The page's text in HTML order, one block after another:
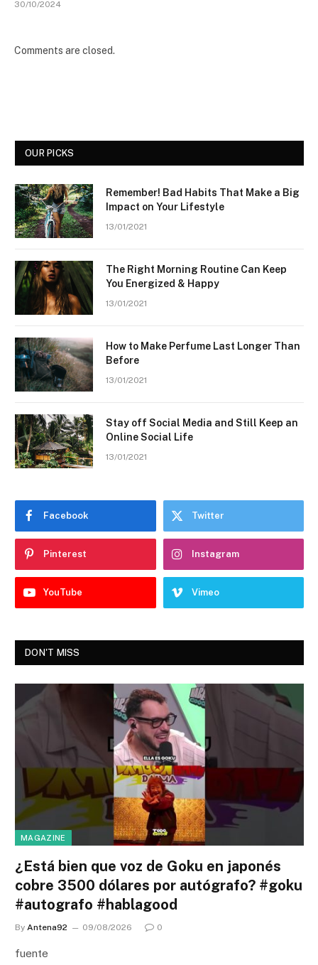
30/10/2024
Comments are closed.
OUR PICKS
Remember! Bad Habits That Make a Big
Impact on Your Lifestyle
13/01/2021
The Right Morning Routine Can Keep
You Energized & Happy
13/01/2021
How to Make Perfume Last Longer Than
Before
13/01/2021
Stay off Social Media and Still Keep an
Online Social Life
13/01/2021
Facebook Twitter
Pinterest Instagram
YouTube Vimeo
DON'T MISS
MAGAZINE
¿Está bien que voz de Goku en japonés
cobre 3500 dólares por autógrafo? #goku
#autografo #hablagood
By Antena92 09/08/2026 0
fuente